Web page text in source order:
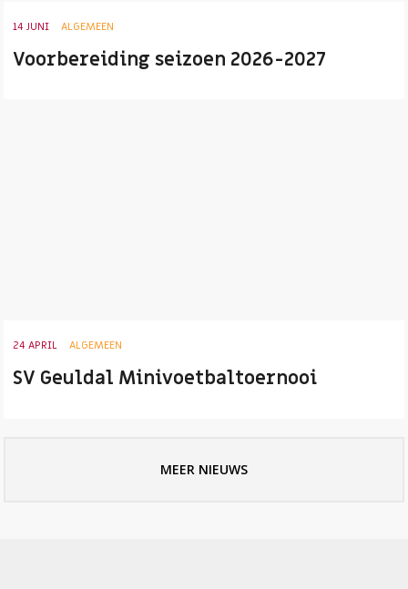
14 JUNI ALGEMEEN
Voorbereiding seizoen 2026-2027
24 APRIL ALGEMEEN
SV Geuldal Minivoetbaltoernooi
MEER NIEUWS